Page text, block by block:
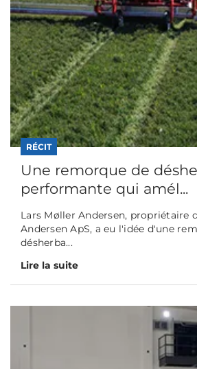
RÉCIT
Une remorque de
performante qui amél...
Lars Møller Andersen, propriétaire
Andersen ApS, a eu l'idée d'une
désherba...
Lire la suite